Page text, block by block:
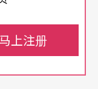
马上注册